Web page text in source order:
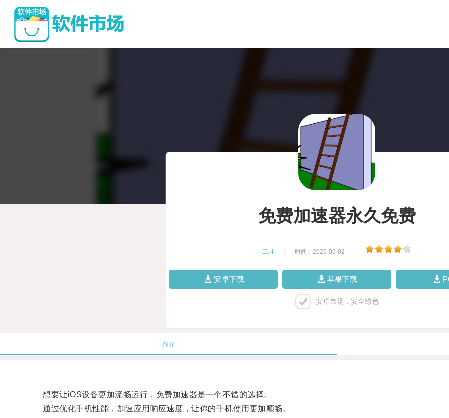
免费加速器永久免费
工具 时间：2025-09-02
安卓下载 苹果下载
安卓市场，安全绿色
简介
想要让iOS设备更加流畅运行，免费加速器是一个不错的选择。
通过优化手机性能，加速应用响应速度，让你的手机使用更加顺畅。